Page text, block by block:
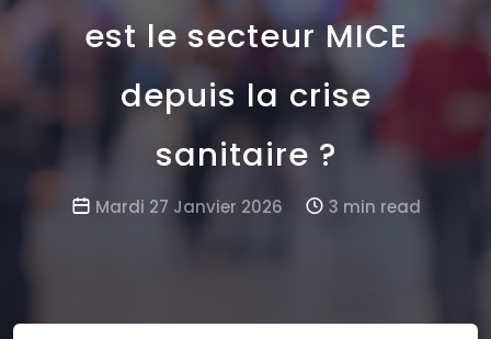
est le secteur MICE
depuis la crise
sanitaire ?
Mardi 27 Janvier 2026 3 min read